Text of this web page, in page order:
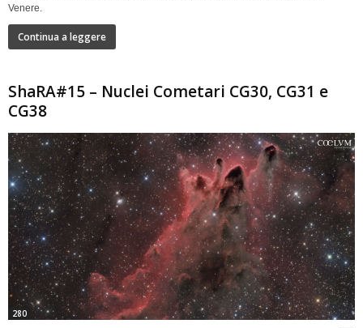
Venere.
Continua a leggere
ShaRA#15 – Nuclei Cometari CG30, CG31 e
CG38
280